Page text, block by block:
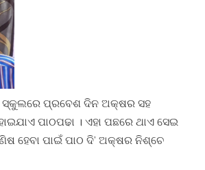
ସ୍କୁଲରେ ପ୍ରବେଶ ଦିନ ଅକ୍ଷର ସହ
ପାଠପଢା । ଏହା ପଛରେ ଥାଏ ସେଇ
ହେବା ପାଇଁ ପାଠ ଦି’ ଅକ୍ଷର ନିଶ୍ଚେ